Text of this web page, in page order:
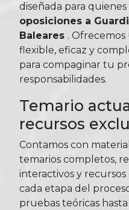
diseñada para
oposiciones a
Baleares .
flexible, eficaz y
para compaginar tu
responsabilidades.
Temario
recursos
Contamos con
temarios completos,
interactivos y
cada etapa del
pruebas teóricas hasta